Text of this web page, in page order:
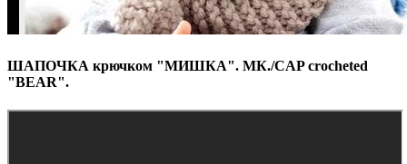
ШАПОЧКА крючком "МИШКА". МК./CAP crocheted
"BEAR".